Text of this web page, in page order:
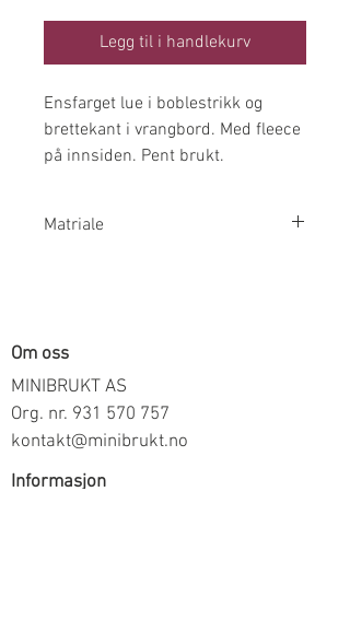
Legg til i handlekurv
Ensfarget lue i boblestrikk og
brettekant i vrangbord. Med fleece
på innsiden. Pent brukt.
Matriale
Om oss
MINIBRUKT AS
Org. nr. 931 570 757
kontakt@minibrukt.no
Informasjon